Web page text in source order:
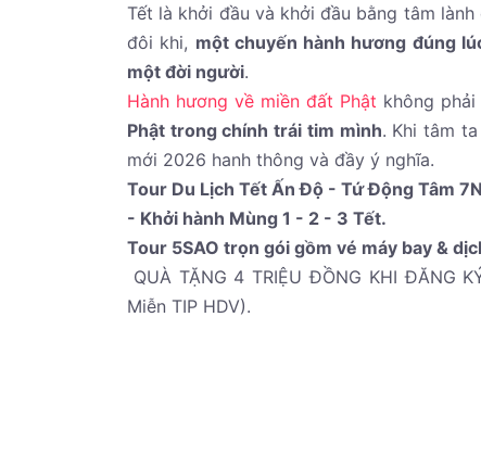
Tết là khởi đầu và khởi đầu bằng tâm
đôi khi, một chuyến hành hương đúng
một đời người.
Hành hương về miền đất Phật không
Phật trong chính trái tim mình. Khi tâm
mới 2026 hanh thông và đầy ý nghĩa.
Tour Du Lịch Tết Ấn Độ - Tứ Động Tâm
- Khởi hành Mùng 1 - 2 - 3 Tết.
Tour 5SAO trọn gói gồm vé máy bay &
QUÀ TẶNG 4 TRIỆU ĐỒNG KHI ĐĂNG
Miễn TIP HDV).